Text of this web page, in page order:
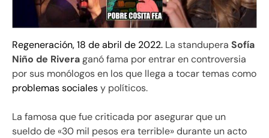
Regeneración, 18 de abril de 2022. La standupera Sofía
Niño de Riveraganó fama por entrar en controversia
por sus monólogos en los que llega a tocar temas como
problemas socialesy políticos.
La famosa que fue criticada por asegurar que un
sueldo de «30 mil pesos era terrible» durante un acto